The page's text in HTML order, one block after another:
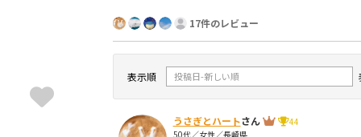
17件のレビュー
表示順
うさぎとハートさん
44
50代／女性／長崎県